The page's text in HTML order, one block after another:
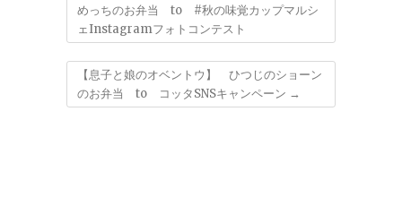
めっちのお弁当 to #秋の味覚カップマルシ
ェInstagramフォトコンテスト
【息子と娘のオベントウ】 ひつじのショーン
のお弁当 to コッタSNSキャンペーン →